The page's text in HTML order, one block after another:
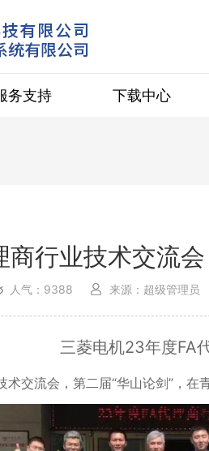
务支持 下载中心
商行业技术交流会
人气：9388 来源：超级管理员
三菱电机23年度FA
术交流会，第二届“华山论剑”，在